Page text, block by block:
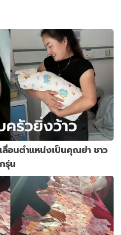
อนตำแหน่งเป็นคุณย่า ชาว
รุ่น